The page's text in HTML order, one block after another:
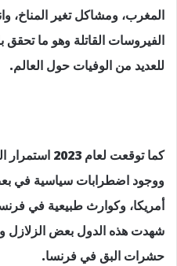
المغرب، ومشاكل تغير المناخ،
الفيروسات القاتلة وهو ما
للعديد من الوفيات حول العالم.
كما توقعت
ووجود اضطرابات سياسية في
أمريكا، وكوارث طبيعية في فرنسا
شهدت هذه الدول بعض الزلازل
حشرات البق في فرنسا.